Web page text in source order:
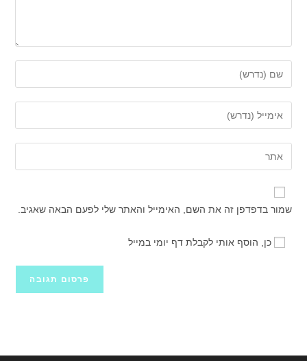
את
השם
שלך
שם
משתמש
כדי
להגיב
את
כתובת
דואר
שלך
כדי
את
כתובת
שלך
שמור בדפדפן זה את השם, האימייל והאתר שלי לפעם הבאה שאגיב.
כן, הוסף אותי לקבלת דף יומי במייל